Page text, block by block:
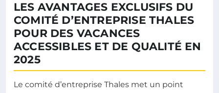
LES AVANTAGES EXCLUSIFS DU
COMITÉ D’ENTREPRISE THALES
POUR DES VACANCES
ACCESSIBLES ET DE QUALITÉ EN
2025
Le comité d’entreprise Thales met un point